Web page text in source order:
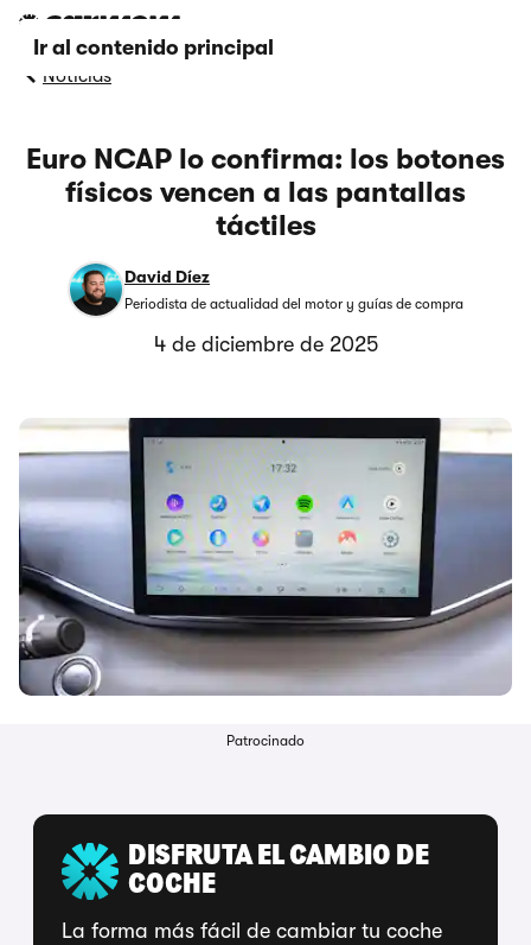
Ir al contenido principal
Noticias
Euro NCAP lo confirma: los botones
físicos vencen a las pantallas
táctiles
David Díez
Periodista de actualidad del motor y guías de compra
4 de diciembre de 2025
Patrocinado
DISFRUTA EL CAMBIO DE
COCHE
La forma más fácil de cambiar tu coche